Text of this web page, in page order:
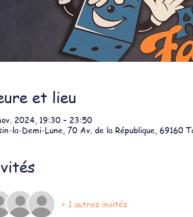
et lieu
2024, 19:30 – 23:50
la-Demi-Lune, 70 Av. de la République, 69160
+ 1 autres invités